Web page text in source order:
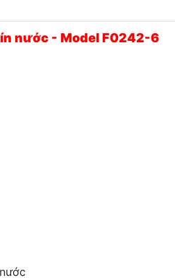
nước - Model F0242-6